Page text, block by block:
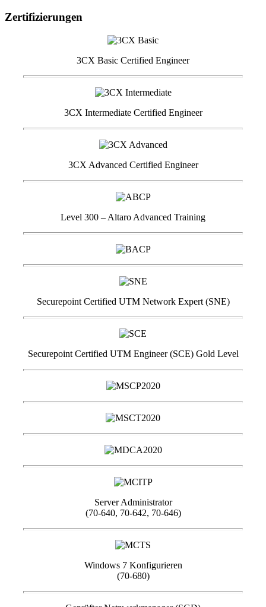
Zertifizierungen
3CX Basic Certified Engineer
3CX Intermediate Certified Engineer
3CX Advanced Certified Engineer
Level 300 – Altaro Advanced Training
Securepoint Certified UTM Network Expert (SNE)
Securepoint Certified UTM Engineer (SCE) Gold Level
Server Administrator
(70-640, 70-642, 70-646)
Windows 7 Konfigurieren
(70-680)